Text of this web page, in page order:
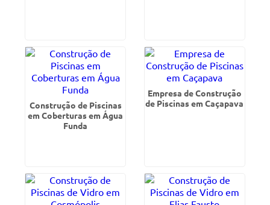
Construção de Piscinas
em Coberturas em Água
Funda
Empresa de Construção
de Piscinas em Caçapava